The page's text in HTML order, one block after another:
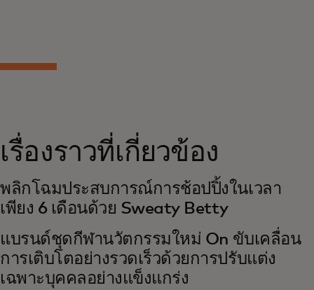
เรื่องราวที่เกี่ยวข้อง
พลิกโฉมประสบการณ์การช้อปปิ้งในเวลา
เพียง 6 เดือนด้วย Sweaty Betty
แบรนด์ชุดกีฬานวัตกรรมใหม่ On ขับเคลื่อน
การเติบโตอย่างรวดเร็วด้วยการปรับแต่ง
เฉพาะบุคคลอย่างแข็งแกร่ง